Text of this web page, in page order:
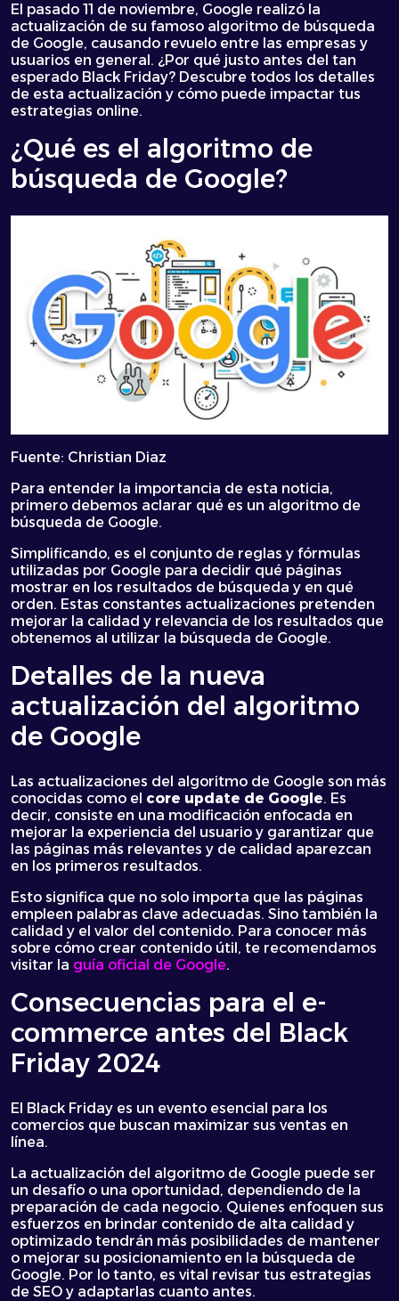
El pasado 11 de noviembre, Google realizó la
actualización de su famoso algoritmo de búsqueda
de Google, causando revuelo entre las empresas y
usuarios en general. ¿Por qué justo antes del tan
esperado Black Friday? Descubre todos los detalles
de esta actualización y cómo puede impactar tus
estrategias online.
¿Qué es el algoritmo de
búsqueda de Google?
Fuente: Christian Diaz
Para entender la importancia de esta noticia,
primero debemos aclarar qué es un algoritmo de
búsqueda de Google.
Simplificando, es el conjunto de reglas y fórmulas
utilizadas por Google para decidir qué páginas
mostrar en los resultados de búsqueda y en qué
orden. Estas constantes actualizaciones pretenden
mejorar la calidad y relevancia de los resultados que
obtenemos al utilizar la búsqueda de Google.
Detalles de la nueva
actualización del algoritmo
de Google
Las actualizaciones del algoritmo de Google son más
conocidas como el core update de Google. Es
decir, consiste en una modificación enfocada en
mejorar la experiencia del usuario y garantizar que
las páginas más relevantes y de calidad aparezcan
en los primeros resultados.
Esto significa que no solo importa que las páginas
empleen palabras clave adecuadas. Sino también la
calidad y el valor del contenido. Para conocer más
sobre cómo crear contenido útil, te recomendamos
visitar la guía oficial de Google.
Consecuencias para el e-
commerce antes del Black
Friday 2024
El Black Friday es un evento esencial para los
comercios que buscan maximizar sus ventas en
línea.
La actualización del algoritmo de Google puede ser
un desafío o una oportunidad, dependiendo de la
preparación de cada negocio. Quienes enfoquen sus
esfuerzos en brindar contenido de alta calidad y
optimizado tendrán más posibilidades de mantener
o mejorar su posicionamiento en la búsqueda de
Google. Por lo tanto, es vital revisar tus estrategias
de SEO y adaptarlas cuanto antes.